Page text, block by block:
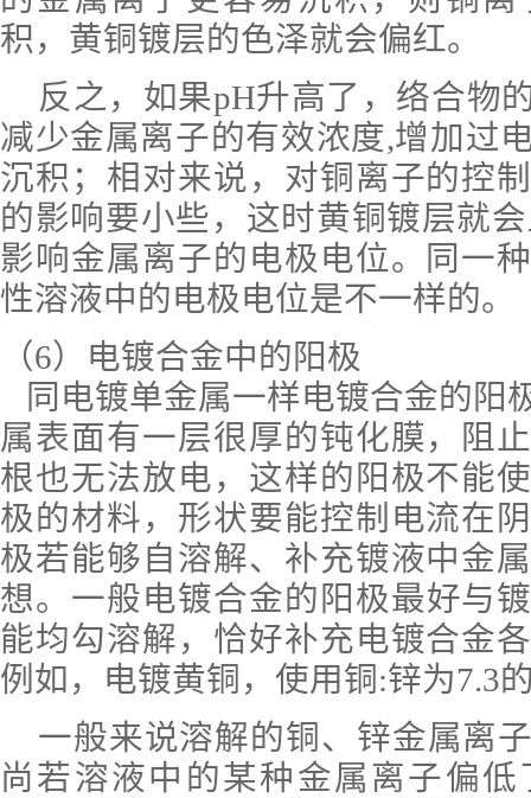
积，黄铜镀层的色泽就会偏红。
反之，如果pH升高了，络合物
减少金属离子的有效浓度,增加过
沉积 ； 相对来说，对铜离子的控
的影响要小些 ，这时黄铜镀层就
影响金属离子的电极电位。同一
性溶液中的电极电位是不一样的。
（6） 电镀合金中的阳极
同电镀单金属一样电镀合金的阳
属表面有一层很厚的钝化膜，阻
根也无法放电，这样的阳极不能
极的材料，形状要能控制电流在
极若能够自溶解、补充镀液中金
想。 一般电镀合金的阳极最好与
能均勾溶解，恰好补充电镀合金
例如，电镀黄铜，使用铜:锌为7.3
一般来说溶解的铜、锌金属离
尚若溶液中的某种金属离子偏低